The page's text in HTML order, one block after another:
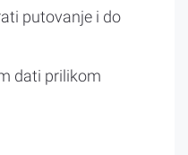
putovanje i do
dati prilikom